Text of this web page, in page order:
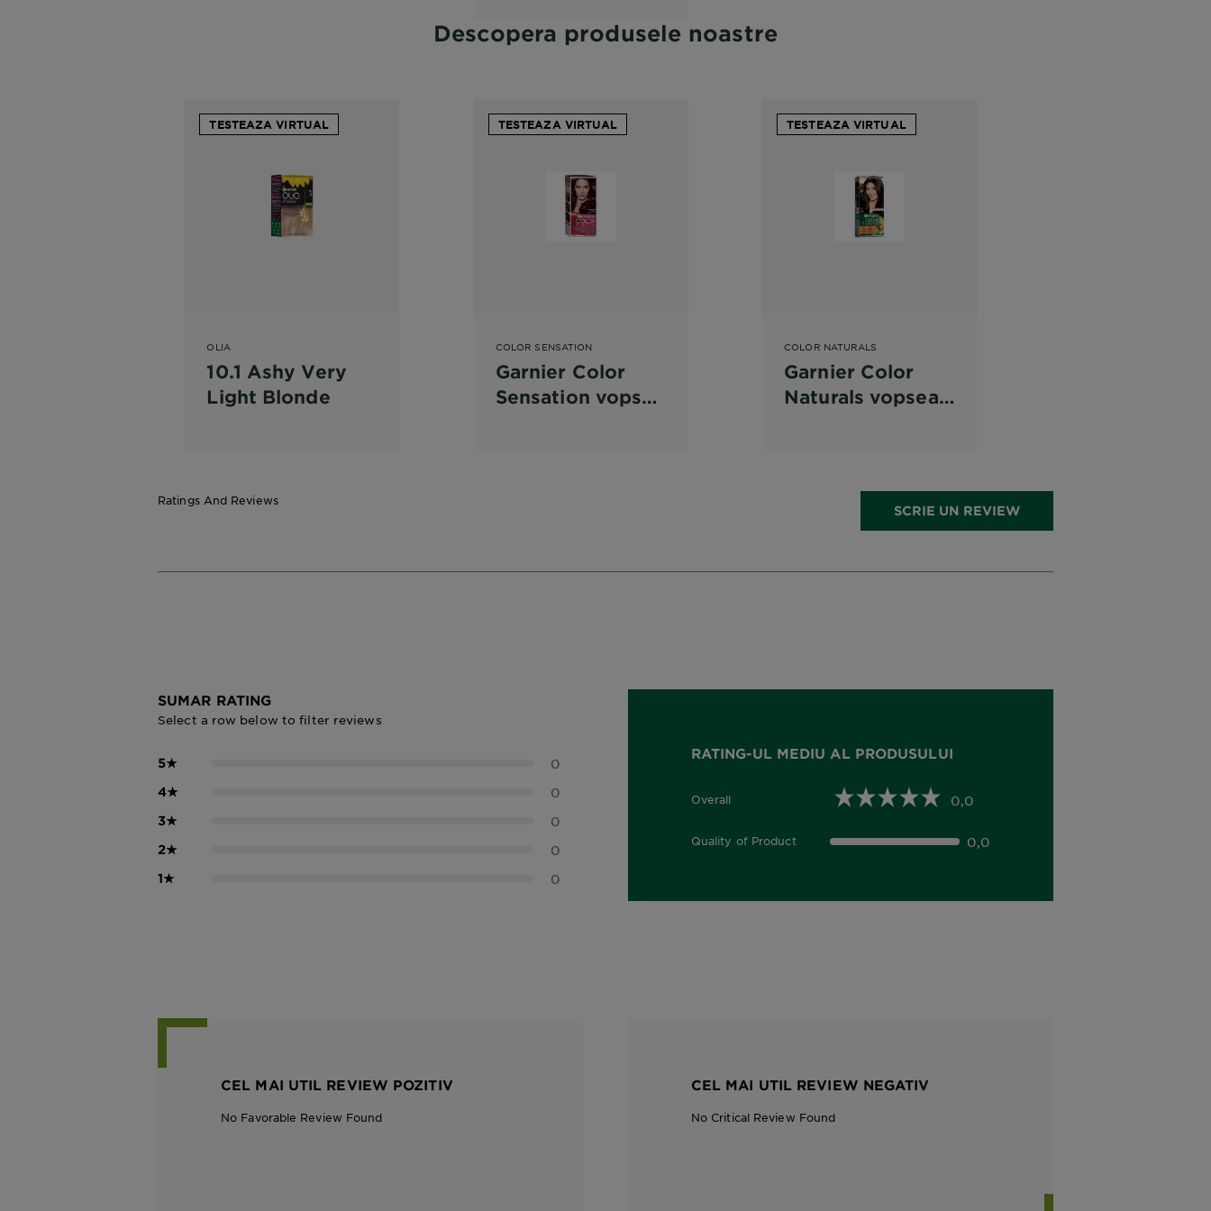
Botanic Therapy
Descopera produsele noastre
TESTEAZA VIRTUAL
OLIA
10.1 Ashy Very
Light Blonde
TESTEAZA VIRTUAL
COLOR SENSATION
Garnier Color
Sensation vopsea
TESTEAZA VIRTUAL
COLOR NATURALS
Garnier Color
Naturals vopsea
Ratings And Reviews
SCRIE UN REVIEW
SUMAR RATING
Select a row below to filter reviews
5★ 0
4★ 0
3★ 0
2★ 0
1★ 0
RATING-UL MEDIU AL PRODUSULUI
Overall
0,0 out of 5 stars 0,0
Quality of Product
0,0 out of 5 stars 0,0
CEL MAI UTIL REVIEW POZITIV
No Favorable Review Found
CEL MAI UTIL REVIEW NEGATIV
No Critical Review Found